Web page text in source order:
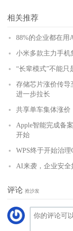
相关推荐
88%的企业都在用
小米多款主力手机
“长辈模式”不能
存储芯片涨价传导
进一步拉长
共享单车集体涨价
Apple智能完成备
开始
WPS终于开始治
AI来袭，企业安全
评论 抢沙发